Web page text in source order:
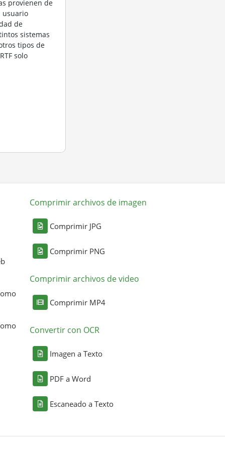
provienen de
usuario
de
sistemas
tipos de
solo
Comprimir archivos de imagen
Comprimir JPG
Comprimir PNG
Comprimir archivos de video
Comprimir MP4
Convertir con OCR
Imagen a Texto
PDF a Word
Escaneado a Texto